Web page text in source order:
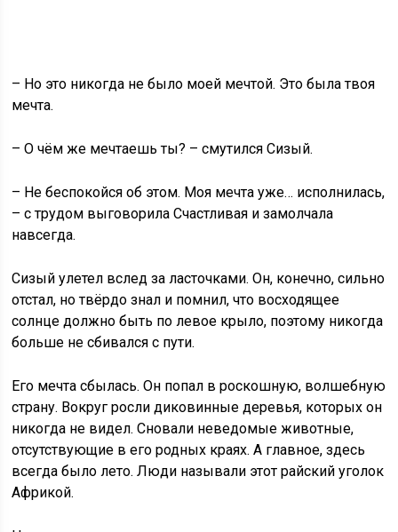
– Но это никогда не было моей мечтой. Это была твоя
мечта.
– О чём же мечтаешь ты? – смутился Сизый.
– Не беспокойся об этом. Моя мечта уже… исполнилась,
– с трудом выговорила Счастливая и замолчала
навсегда.
Сизый улетел вслед за ласточками. Он, конечно, сильно
отстал, но твёрдо знал и помнил, что восходящее
солнце должно быть по левое крыло, поэтому никогда
больше не сбивался с пути.
Его мечта сбылась. Он попал в роскошную, волшебную
страну. Вокруг росли диковинные деревья, которых он
никогда не видел. Сновали неведомые животные,
отсутствующие в его родных краях. А главное, здесь
всегда было лето. Люди называли этот райский уголок
Африкой.